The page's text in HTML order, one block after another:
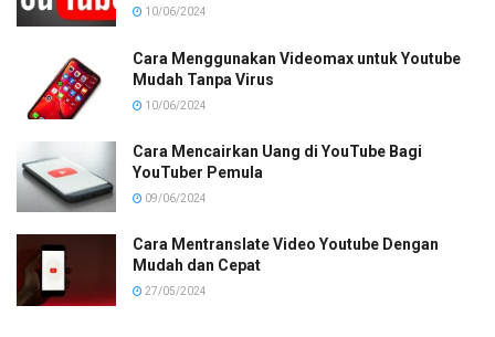
10/06/2024
Cara Menggunakan Videomax untuk Youtube
Mudah Tanpa Virus
10/06/2024
Cara Mencairkan Uang di YouTube Bagi
YouTuber Pemula
09/06/2024
Cara Mentranslate Video Youtube Dengan
Mudah dan Cepat
27/05/2024